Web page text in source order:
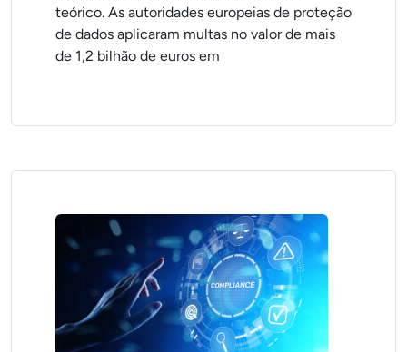
teórico. As autoridades europeias de proteção
de dados aplicaram multas no valor de mais
de 1,2 bilhão de euros em